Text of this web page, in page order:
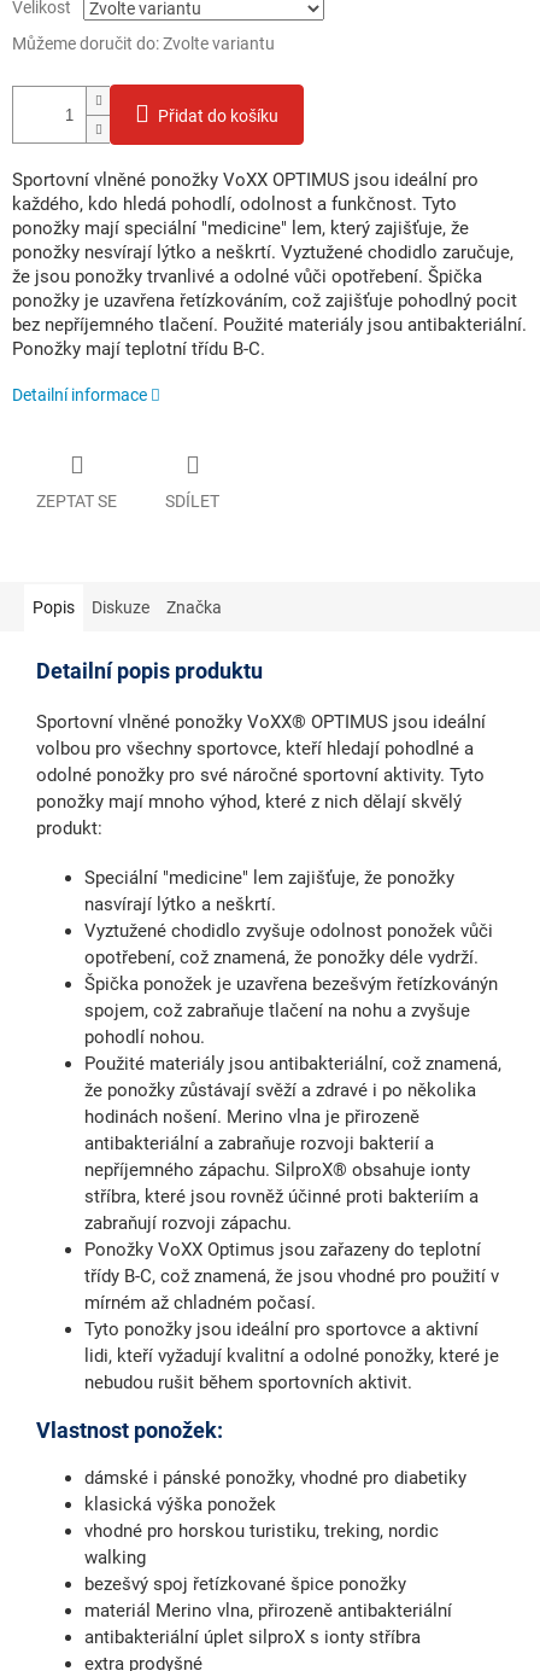
Velikost
Můžeme doručit do:Zvolte variantu
Přidat do košíku
Sportovní vlněné ponožky VoXX OPTIMUS jsou ideální pro
každého, kdo hledá pohodlí, odolnost a funkčnost. Tyto
ponožky mají speciální "medicine" lem, který zajišťuje, že
ponožky nesvírají lýtko a neškrtí. Vyztužené chodidlo zaručuje,
že jsou ponožky trvanlivé a odolné vůči opotřebení. Špička
ponožky je uzavřena řetízkováním, což zajišťuje pohodlný pocit
bez nepříjemného tlačení. Použité materiály jsou antibakteriální.
Ponožky mají teplotní třídu B-C.
Detailní informace
ZEPTAT SE SDÍLET
Popis Diskuze Značka
Detailní popis produktu
Sportovní vlněné ponožky VoXX® OPTIMUS jsou ideální
volbou pro všechny sportovce, kteří hledají pohodlné a
odolné ponožky pro své náročné sportovní aktivity. Tyto
ponožky mají mnoho výhod, které z nich dělají skvělý
produkt:
Speciální "medicine" lem zajišťuje, že ponožky
nasvírají lýtko a neškrtí.
Vyztužené chodidlo zvyšuje odolnost ponožek vůči
opotřebení, což znamená, že ponožky déle vydrží.
Špička ponožek je uzavřena bezešvým řetízkovánýn
spojem, což zabraňuje tlačení na nohu a zvyšuje
pohodlí nohou.
Použité materiály jsou antibakteriální, což znamená,
že ponožky zůstávají svěží a zdravé i po několika
hodinách nošení. Merino vlna je přirozeně
antibakteriální a zabraňuje rozvoji bakterií a
nepříjemného zápachu. SilproX® obsahuje ionty
stříbra, které jsou rovněž účinné proti bakteriím a
zabraňují rozvoji zápachu.
Ponožky VoXX Optimus jsou zařazeny do teplotní
třídy B-C, což znamená, že jsou vhodné pro použití v
mírném až chladném počasí.
Tyto ponožky jsou ideální pro sportovce a aktivní
lidi, kteří vyžadují kvalitní a odolné ponožky, které je
nebudou rušit během sportovních aktivit.
Vlastnost ponožek:
dámské i pánské ponožky, vhodné pro diabetiky
klasická výška ponožek
vhodné pro horskou turistiku, treking, nordic
walking
bezešvý spoj řetízkované špice ponožky
materiál Merino vlna, přirozeně antibakteriální
antibakteriální úplet silproX s ionty stříbra
extra prodyšné